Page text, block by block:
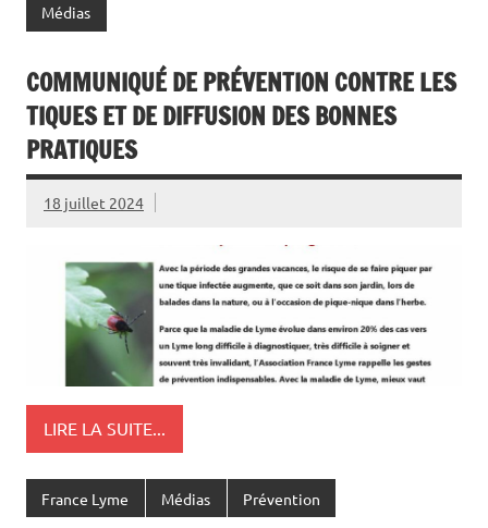
Médias
COMMUNIQUÉ DE PRÉVENTION CONTRE LES
TIQUES ET DE DIFFUSION DES BONNES
PRATIQUES
18 juillet 2024
LIRE LA SUITE...
France Lyme Médias Prévention